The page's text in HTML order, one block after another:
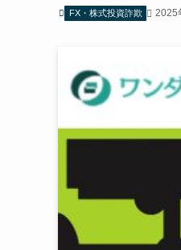
FX・株式投資詐欺 2025